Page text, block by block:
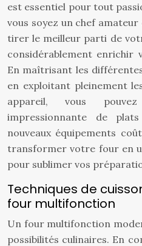
est essentiel pour tout
vous soyez un chef
tirer le meilleur parti de
considérablement enrichir
En maîtrisant les
en exploitant pleinement
appareil, vous
impressionnante de
nouveaux équipements
transformer votre four en
pour sublimer vos
Techniques de
four multifonction
Un four multifonction
possibilités culinaires. En